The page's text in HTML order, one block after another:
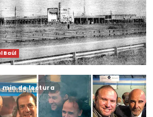
Baúl
min de lectura